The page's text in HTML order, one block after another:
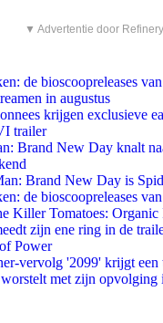
▼ Advertentie door
de bioscoopreleases
in augustus
krijgen exclusieve
trailer
Brand New Day knalt
Brand New Day is
de bioscoopreleases
Killer Tomatoes:
zijn ene ring in de
Power
vervolg '2099' krijgt een
met zijn opvolging